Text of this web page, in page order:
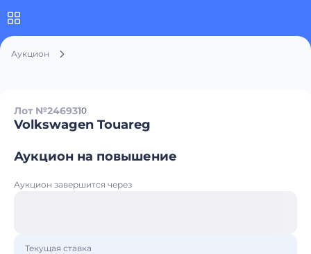
Аукцион
Лот №2469310
Volkswagen Touareg
Аукцион на повышение
Аукцион завершится через
Текущая ставка